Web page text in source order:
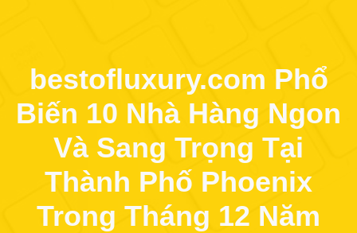
bestofluxury.com Phổ
Biến 10 Nhà Hàng Ngon
Và Sang Trọng Tại
Thành Phố Phoenix
Trong Tháng 12 Năm